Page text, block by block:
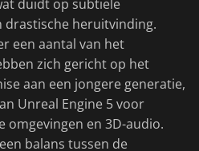
duidt op subtiele
drastische heruitvinding.
een aantal van het
zich gericht op het
aan een jongere generatie,
Unreal Engine 5 voor
omgevingen en 3D-audio.
balans tussen de